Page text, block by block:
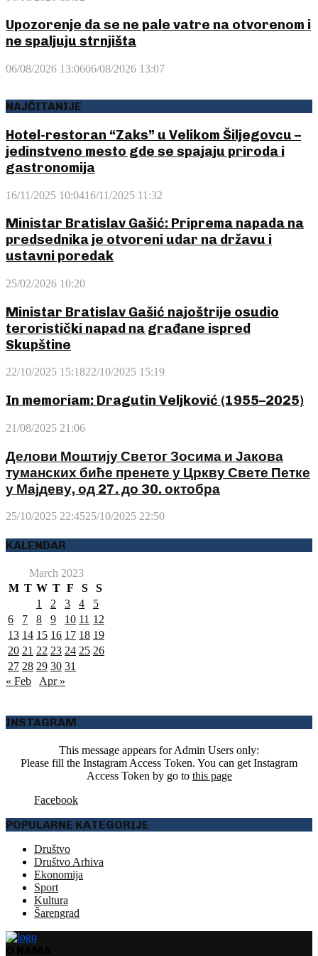
Upozorenje da se ne pale vatre na otvorenom i
ne spaljuju strnjišta
06/08/2026 13:0606/08/2026 13:07
NAJČITANIJE
Hotel-restoran “Zaks” u Velikom Šiljegovcu –
jedinstveno mesto gde se spajaju priroda i
gastronomija
16/11/2025 10:0416/11/2025 11:32
Ministar Bratislav Gašić: Priprema napada na
predsednika je otvoreni udar na državu i
ustavni poredak
25/02/2026 10:20
Ministar Bratislav Gašić najoštrije osudio
teroristički napad na građane ispred
Skupštine
22/10/2025 15:1822/10/2025 15:19
In memoriam: Dragutin Veljković (1955–2025)
21/08/2025 21:06
Делови Моштију Светог Зосима и Јакова
туманских биће пренете у Цркву Свете Петке
у Мајдеву, од 27. до 30. октобра
25/10/2025 22:4525/10/2025 22:50
KALENDAR
March 2023
M T W T F S
S
1
2 3 4
5
6
7 8 9 10 11 12
13 14 15 16 17 18 19
20 21 22 23 24 25 26
27 28 29 30 31
« Feb
Apr »
INSTAGRAM
This message appears for Admin Users only:
Please fill the Instagram Access Token. You can get Instagram
Access Token by go to this page
Facebook
POPULARNE KATEGORIJE
Društvo
Društvo Arhiva
Ekonomija
Sport
Kultura
Šarengrad